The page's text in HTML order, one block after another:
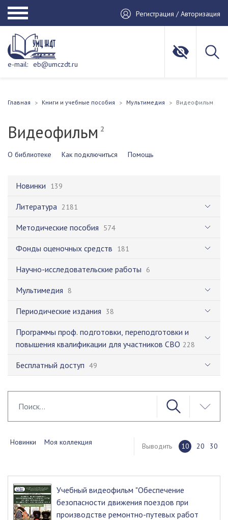
Регистрация / Авторизация
e-mail: eb@umczdt.ru
Главная Книги и учебные пособия Мультимедия Видеофильм
Видеофильм2
О библиотеке Как подключиться Помощь
Новинки 139
Литература 2181
Методические пособия 574
Фонды оценочных средств 181
Научно-исследовательские работы 6
Мультимедия 8
Периодические издания 38
Программы проф. подготовки, переподготовки и
повышения квалификации для участников СВО 228
Бесплатный доступ 49
Новинки Моя коллекция Выводить 10 20 30
Учебный видеофильм "Обеспечение
безопасности движения поездов при
производстве ремонтно-путевых работ